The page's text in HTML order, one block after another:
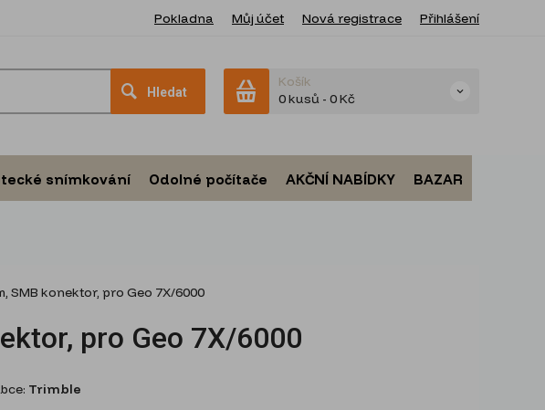
Pokladna Můj účet Nová registrace Přihlášení
Hledat
Košík
0 kusů - 0 Kč
snímkování Odolné počítače AKČNÍ NABÍDKY BAZAR
SMB konektor, pro Geo 7X/6000
pro Geo 7X/6000
Trimble